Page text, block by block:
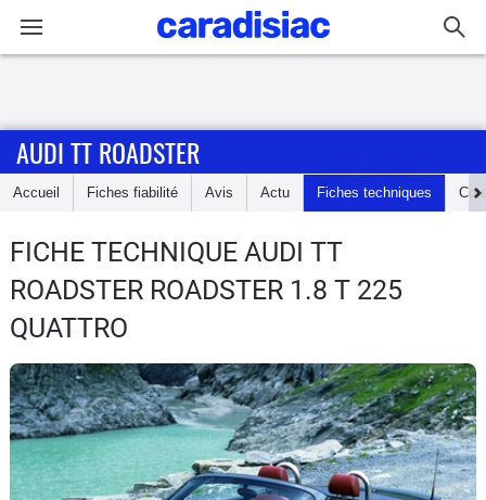
Accueil
Essais
Guide
d'achat
Electriques
Utilitaires
AUDI TT ROADSTER
Accueil Fiches fiabilité Avis Actu Fiches techniques
FICHE TECHNIQUE AUDI TT
ROADSTER ROADSTER 1.8 T 225
QUATTRO